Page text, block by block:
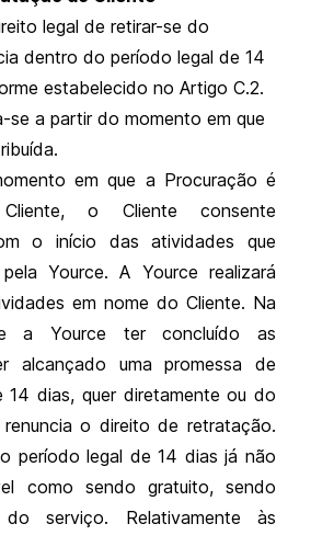
legal de retirar-se do
dentro do período legal de 14
estabelecido no Artigo C.2.
se a partir do momento em que
em que a Procuração é
o Cliente consente
o início das atividades que
Yource. A Yource realizará
em nome do Cliente. Na
a Yource ter concluído as
alcançado uma promessa de
dias, quer diretamente ou do
o direito de retratação.
período legal de 14 dias já não
como sendo gratuito, sendo
serviço. Relativamente às